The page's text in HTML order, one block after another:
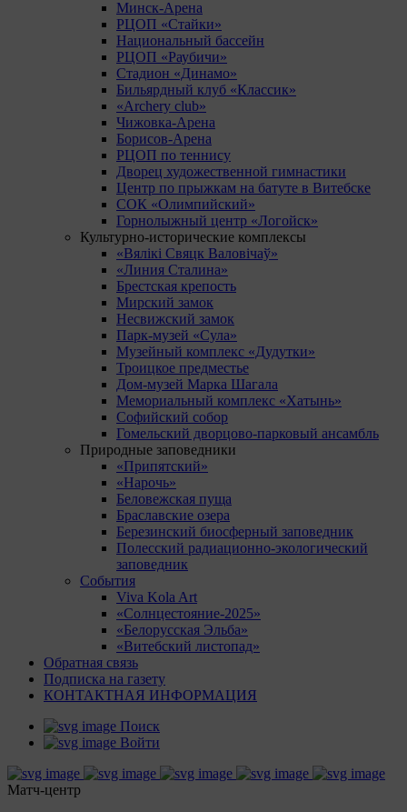
Минск-Арена
РЦОП «Стайки»
Национальный бассейн
РЦОП «Раубичи»
Стадион «Динамо»
Бильярдный клуб «Классик»
«Archery club»
Чижовка-Арена
Борисов-Арена
РЦОП по теннису
Дворец художественной гимнастики
Центр по прыжкам на батуте в Витебске
СОК «Олимпийский»
Горнолыжный центр «Логойск»
Культурно-исторические комплексы
«Вялікі Свяцк Валовічаў»
«Линия Сталина»
Брестская крепость
Мирский замок
Несвижский замок
Парк-музей «Сула»
Музейный комплекс «Дудутки»
Троицкое предместье
Дом-музей Марка Шагала
Мемориальный комплекс «Хатынь»
Софийский собор
Гомельский дворцово-парковый ансамбль
Природные заповедники
«Припятский»
«Нарочь»
Беловежская пуща
Браславские озера
Березинский биосферный заповедник
Полесский радиационно-экологический
заповедник
События
Viva Kola Art
«Солнцестояние-2025»
«Белорусская Эльба»
«Витебский листопад»
Обратная связь
Подписка на газету
КОНТАКТНАЯ ИНФОРМАЦИЯ
Поиск
Войти
Матч-центр